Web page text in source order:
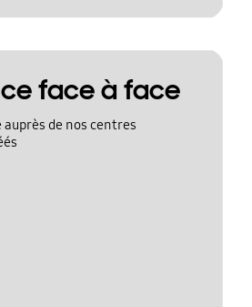
face à face
auprès de nos centres